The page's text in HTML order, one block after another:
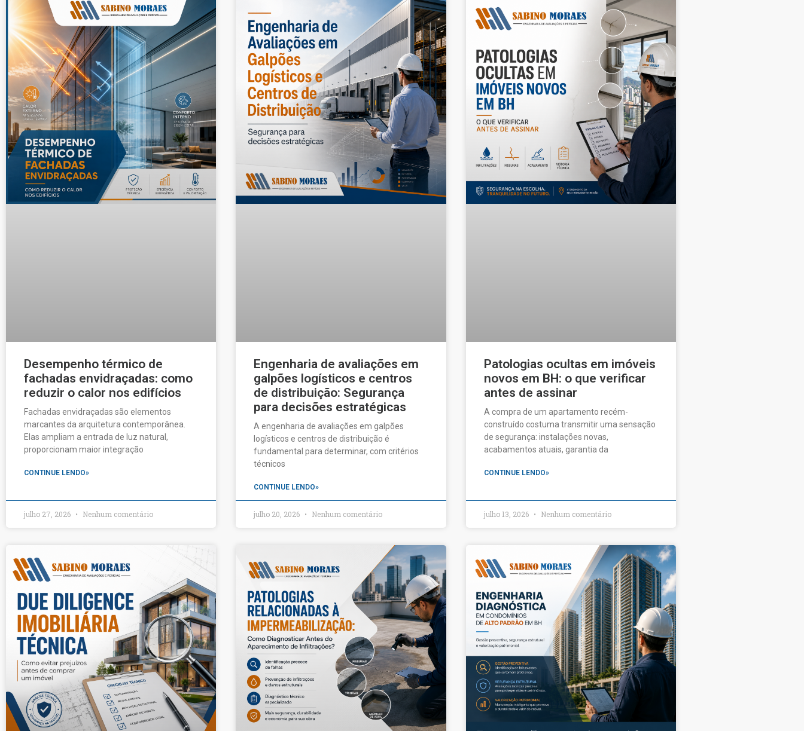
Desempenho térmico de
fachadas envidraçadas: como
reduzir o calor nos edifícios
Fachadas envidraçadas são elementos
marcantes da arquitetura contemporânea.
Elas ampliam a entrada de luz natural,
proporcionam maior integração
CONTINUE LENDO»
julho 27, 2026 Nenhum comentário
Engenharia de avaliações em
galpões logísticos e centros
de distribuição: Segurança
para decisões estratégicas
A engenharia de avaliações em galpões
logísticos e centros de distribuição é
fundamental para determinar, com critérios
técnicos
CONTINUE LENDO»
julho 20, 2026 Nenhum comentário
Patologias ocultas em imóveis
novos em BH: o que verificar
antes de assinar
A compra de um apartamento recém-
construído costuma transmitir uma sensação
de segurança: instalações novas,
acabamentos atuais, garantia da
CONTINUE LENDO»
julho 13, 2026 Nenhum comentário